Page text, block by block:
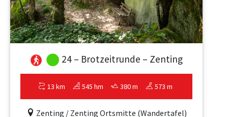
24 – Brotzeitrunde – Zenting
13 km 545 hm 380 m 573 m
Zenting / Zenting Ortsmitte (Wandertafel)